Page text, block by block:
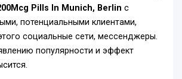
Pills In Munich, Berlin с
потенциальными клиентами,
социальные сети, мессенджеры.
популярности и эффект